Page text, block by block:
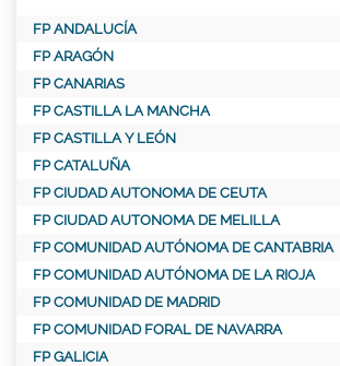
FP ANDALUCÍA
FP ARAGÓN
FP CANARIAS
FP CASTILLA LA MANCHA
FP CASTILLA Y LEÓN
FP CATALUÑA
FP CIUDAD AUTONOMA DE CEUTA
FP CIUDAD AUTONOMA DE MELILLA
FP COMUNIDAD AUTÓNOMA DE CANTABRIA
FP COMUNIDAD AUTÓNOMA DE LA RIOJA
FP COMUNIDAD DE MADRID
FP COMUNIDAD FORAL DE NAVARRA
FP GALICIA